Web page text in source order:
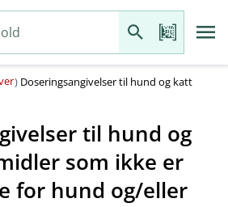
) Doseringsangivelser til hund og katt
til hund og
som ikke er
for hund og​/​eller